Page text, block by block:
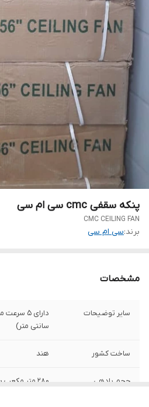
پنکه سقفی cmc سی ام سی
CMC CEILING FAN
برند:سی ام سی
مشخصات
سایر توضیحات
سانتی متر)
ساخت کشور هند
حجم بادهی 280 متر مکعب بر دقیقه